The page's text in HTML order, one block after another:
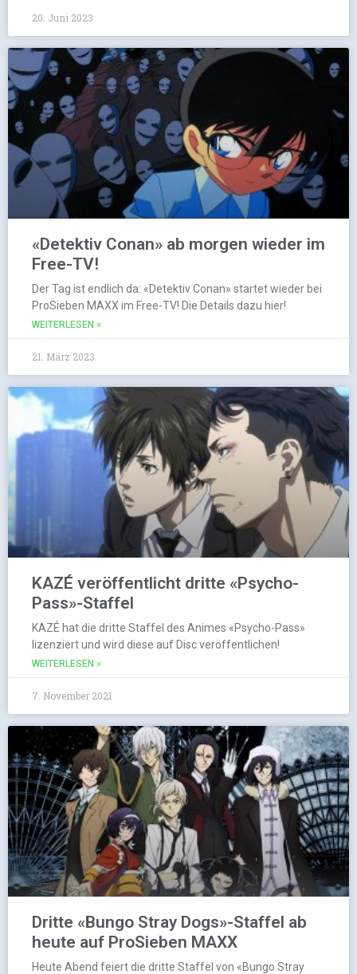
20. Juni 2023
«Detektiv Conan» ab morgen wieder im
Free-TV!
Der Tag ist endlich da: «Detektiv Conan» startet wieder bei
ProSieben MAXX im Free-TV! Die Details dazu hier!
WEITERLESEN »
21. März 2023
KAZÉ veröffentlicht dritte «Psycho-
Pass»-Staffel
KAZÉ hat die dritte Staffel des Animes «Psycho-Pass»
lizenziert und wird diese auf Disc veröffentlichen!
WEITERLESEN »
7. November 2021
Dritte «Bungo Stray Dogs»-Staffel ab
heute auf ProSieben MAXX
Heute Abend feiert die dritte Staffel von «Bungo Stray